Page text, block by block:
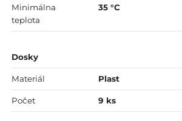
Minimálna
teplota
35 °C
Dosky
Materiál Plast
Počet 9 ks